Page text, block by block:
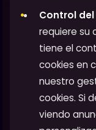
Control del
requiere su
tiene el
cookies en
nuestro
cookies. Si
viendo